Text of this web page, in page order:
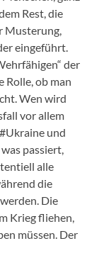
Rest, die
Musterung,
eingeführt.
der
Rolle, ob man
Wen wird
vor allem
und
passiert,
alle
die
Die
Krieg fliehen,
müssen. Der